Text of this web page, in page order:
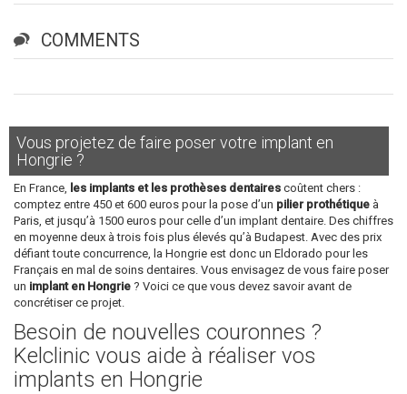
COMMENTS
Vous projetez de faire poser votre implant en
Hongrie ?
En France, les implants et les prothèses dentaires coûtent chers :
comptez entre 450 et 600 euros pour la pose d’un pilier prothétique à
Paris, et jusqu’à 1500 euros pour celle d’un implant dentaire. Des chiffres
en moyenne deux à trois fois plus élevés qu’à Budapest. Avec des prix
défiant toute concurrence, la Hongrie est donc un Eldorado pour les
Français en mal de soins dentaires. Vous envisagez de vous faire poser
un implant en Hongrie ? Voici ce que vous devez savoir avant de
concrétiser ce projet.
Besoin de nouvelles couronnes ?
Kelclinic vous aide à réaliser vos
implants en Hongrie